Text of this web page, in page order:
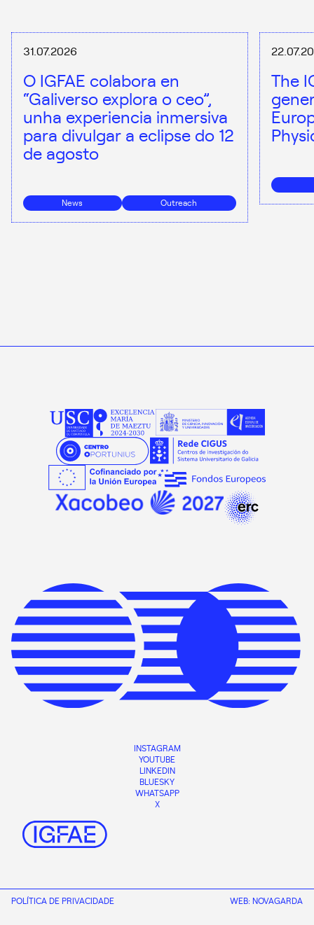
31.07.2026
O IGFAE colabora en
“Galiverso explora o ceo”,
unha experiencia inmersiva
para divulgar a eclipse do 12
de agosto
News Outreach
The
INSTAGRAM
YOUTUBE
LINKEDIN
BLUESKY
WHATSAPP
X
POLÍTICA DE PRIVACIDADE
WEB: NOVAGARDA